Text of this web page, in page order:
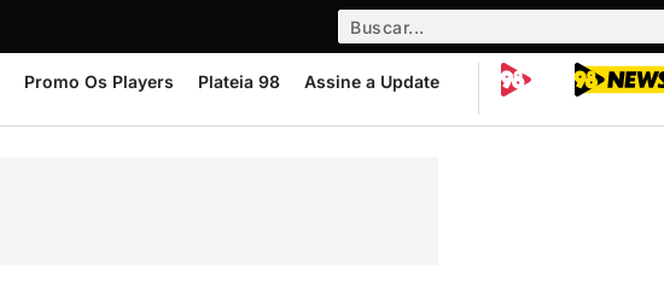
Promo Os Players Plateia 98 Assine a Update